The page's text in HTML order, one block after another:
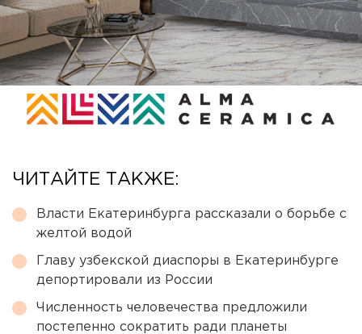
ЧИТАЙТЕ ТАКЖЕ:
Власти Екатеринбурга рассказали о борьбе с
желтой водой
Главу узбекской диаспоры в Екатеринбурге
депортировали из России
Численность человечества предложили
постепенно сократить ради планеты